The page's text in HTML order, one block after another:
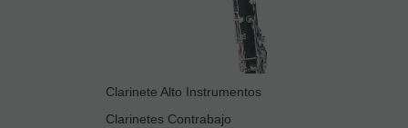
Clarinete Alto Instrumentos
Clarinetes Contrabajo